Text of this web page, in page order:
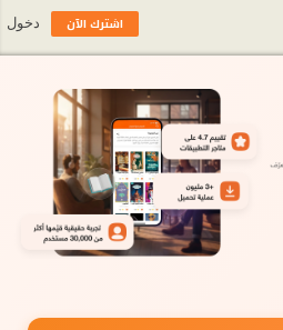
اشترك الآن دخول